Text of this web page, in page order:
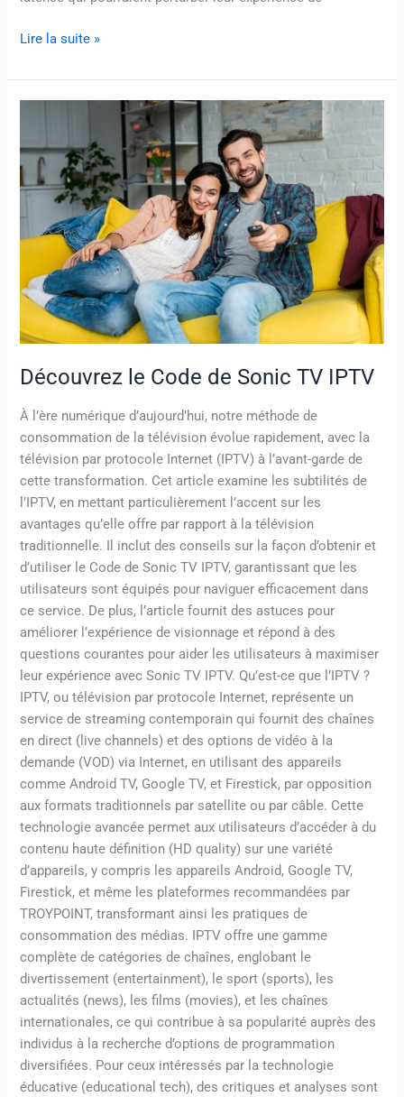
Lire la suite »
Découvrez le Code de Sonic TV IPTV
À l’ère numérique d’aujourd’hui, notre méthode de
consommation de la télévision évolue rapidement, avec la
télévision par protocole Internet (IPTV) à l’avant-garde de
cette transformation. Cet article examine les subtilités de
l’IPTV, en mettant particulièrement l’accent sur les
avantages qu’elle offre par rapport à la télévision
traditionnelle. Il inclut des conseils sur la façon d’obtenir et
d’utiliser le Code de Sonic TV IPTV, garantissant que les
utilisateurs sont équipés pour naviguer efficacement dans
ce service. De plus, l’article fournit des astuces pour
améliorer l’expérience de visionnage et répond à des
questions courantes pour aider les utilisateurs à maximiser
leur expérience avec Sonic TV IPTV. Qu’est-ce que l’IPTV ?
IPTV, ou télévision par protocole Internet, représente un
service de streaming contemporain qui fournit des chaînes
en direct (live channels) et des options de vidéo à la
demande (VOD) via Internet, en utilisant des appareils
comme Android TV, Google TV, et Firestick, par opposition
aux formats traditionnels par satellite ou par câble. Cette
technologie avancée permet aux utilisateurs d’accéder à du
contenu haute définition (HD quality) sur une variété
d’appareils, y compris les appareils Android, Google TV,
Firestick, et même les plateformes recommandées par
TROYPOINT, transformant ainsi les pratiques de
consommation des médias. IPTV offre une gamme
complète de catégories de chaînes, englobant le
divertissement (entertainment), le sport (sports), les
actualités (news), les films (movies), et les chaînes
internationales, ce qui contribue à sa popularité auprès des
individus à la recherche d’options de programmation
diversifiées. Pour ceux intéressés par la technologie
éducative (educational tech), des critiques et analyses sont
Code
de
IPTV